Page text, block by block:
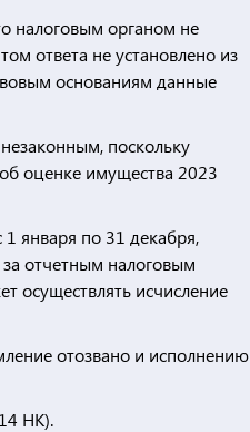
налоговым органом не
ответа не установлено из
основаниям данные
поскольку
оценке имущества 2023
января по 31 декабря,
отчетным налоговым
осуществлять исчисление
отозвано и исполнению
НК).